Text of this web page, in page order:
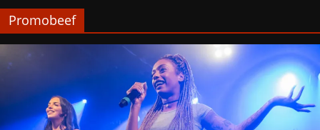
Promobeef